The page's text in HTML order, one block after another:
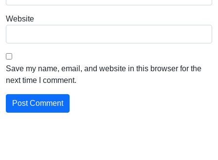
Website
Save my name, email, and website in this browser for the
next time I comment.